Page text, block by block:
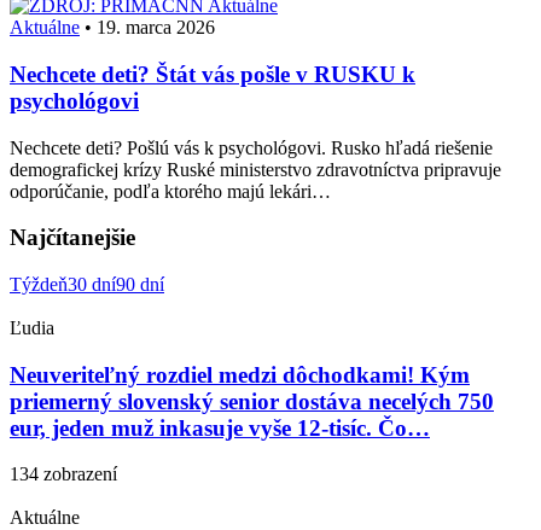
Aktuálne
Aktuálne • 19. marca 2026
Nechcete deti? Štát vás pošle v RUSKU k
psychológovi
Nechcete deti? Pošlú vás k psychológovi. Rusko hľadá riešenie
demografickej krízy Ruské ministerstvo zdravotníctva pripravuje
odporúčanie, podľa ktorého majú lekári…
Najčítanejšie
Týždeň30 dní90 dní
Ľudia
Neuveriteľný rozdiel medzi dôchodkami! Kým
priemerný slovenský senior dostáva necelých 750
eur, jeden muž inkasuje vyše 12-tisíc. Čo…
134 zobrazení
Aktuálne